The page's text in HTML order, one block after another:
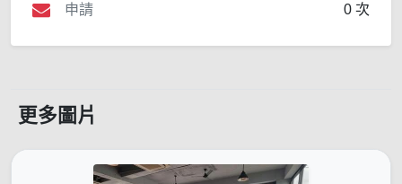
申請
0 次
更多圖片